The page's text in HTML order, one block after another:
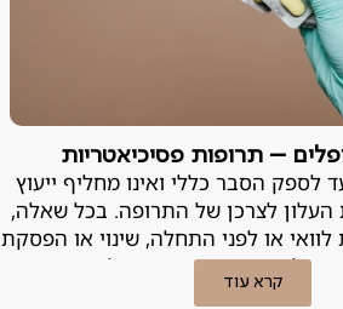
– תרופות פסיכיאטריות
לספק הסבר כללי ואינו מחליף ייעוץ
העלון לצרכן של התרופה. בכל שאלה,
או לפני התחלה, שינוי או הפסקת
– יש להייועץ ברופא המטפל.
קרא עוד